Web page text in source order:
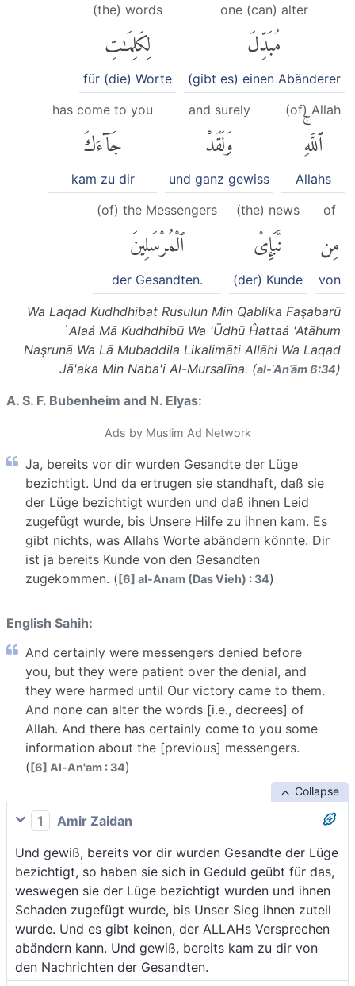
one (can) alter
مُبَدِّلَ
(gibt es) einen Abänderer
(the) words
لِكَلِمَٰتِ
für (die) Worte
(of) Allah
ٱللَّهِۚ
Allahs
and surely
وَلَقَدْ
und ganz gewiss
has come to you
جَآءَكَ
kam zu dir
of
مِن
von
(the) news
نَّبَإِى۟
(der) Kunde
(of) the Messengers
ٱلْمُرْسَلِينَ
der Gesandten.
Wa Laqad Kudhdhibat Rusulun Min Qablika Faşabarū
`Alaá Mā Kudhdhibū Wa 'Ūdhū Ĥattaá 'Atāhum
Naşrunā Wa Lā Mubaddila Likalimāti Allāhi Wa Laqad
Jā'aka Min Naba'i Al-Mursalīna. (al-ʾAnʿām 6:34)
A. S. F. Bubenheim and N. Elyas:
Ads by Muslim Ad Network
Ja, bereits vor dir wurden Gesandte der Lüge
bezichtigt. Und da ertrugen sie standhaft, daß sie
der Lüge bezichtigt wurden und daß ihnen Leid
zugefügt wurde, bis Unsere Hilfe zu ihnen kam. Es
gibt nichts, was Allahs Worte abändern könnte. Dir
ist ja bereits Kunde von den Gesandten
zugekommen. ([6] al-Anam (Das Vieh) : 34)
English Sahih:
And certainly were messengers denied before
you, but they were patient over the denial, and
they were harmed until Our victory came to them.
And none can alter the words [i.e., decrees] of
Allah. And there has certainly come to you some
information about the [previous] messengers.
([6] Al-An'am : 34)
Collapse
1
Amir Zaidan
Und gewiß, bereits vor dir wurden Gesandte der Lüge
bezichtigt, so haben sie sich in Geduld geübt für das,
weswegen sie der Lüge bezichtigt wurden und ihnen
Schaden zugefügt wurde, bis Unser Sieg ihnen zuteil
wurde. Und es gibt keinen, der ALLAHs Versprechen
abändern kann. Und gewiß, bereits kam zu dir von
den Nachrichten der Gesandten.